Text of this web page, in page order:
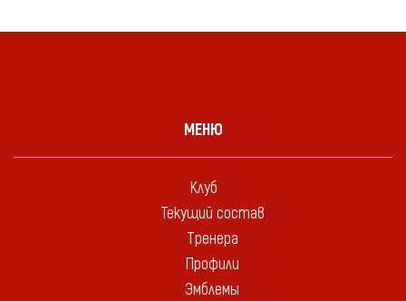
МЕНЮ
Клуб
Текущий состав
Тренера
Профили
Эмблемы